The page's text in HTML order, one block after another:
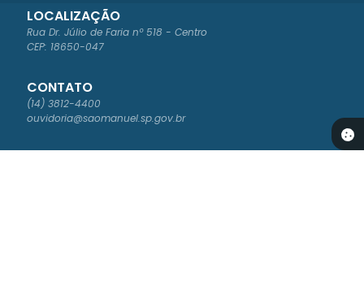
LOCALIZAÇÃO
Rua Dr. Júlio de Faria nº 518 - Centro
CEP: 18650-047
CONTATO
(14) 3812-4400
ouvidoria@saomanuel.sp.gov.br